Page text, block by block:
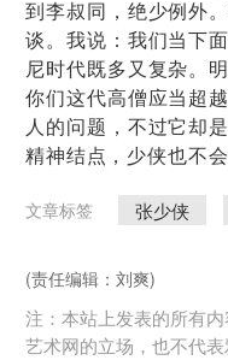
到李叔同，绝少例外
谈。我说：我们当下
尼时代既多又复杂。
你们这代高僧应当超
人的问题，不过它却
精神结点，少侠也不会
文章标签 张少侠
(责任编辑：刘爽)
注：本站上发表的所有
艺术网的立场，也不代表